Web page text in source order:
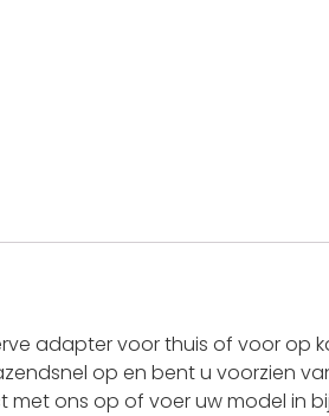
adapter voor thuis of voor op
op en bent u voorzien
ons op of voer uw model in